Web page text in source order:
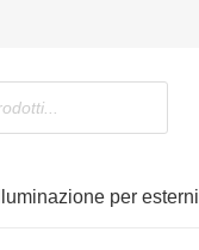
Illuminazione per esterni